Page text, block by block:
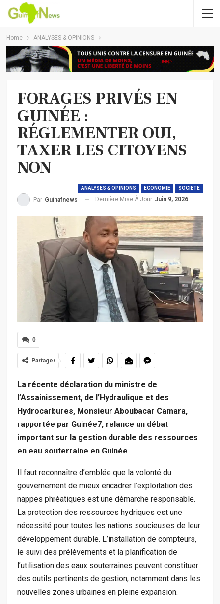
Home ANALYSES & OPINIONS
FORAGES PRIVÉS EN
GUINÉE :
RÉGLEMENTER OUI,
TAXER LES CITOYENS
NON
ANALYSES & OPINIONS ECONOMIE SOCIETE
Par Guinafnews Dernière Mise À Jour Juin 9, 2026
0
Partager
La récente déclaration du ministre de
l’Assainissement, de l’Hydraulique et des
Hydrocarbures, Monsieur Aboubacar Camara,
rapportée par Guinée7, relance un débat
important sur la gestion durable des ressources
en eau souterraine en Guinée.
Il faut reconnaître d’emblée que la volonté du
gouvernement de mieux encadrer l’exploitation des
nappes phréatiques est une démarche responsable.
La protection des ressources hydriques est une
nécessité pour toutes les nations soucieuses de leur
développement durable. L’installation de compteurs,
le suivi des prélèvements et la planification de
l’utilisation des eaux souterraines peuvent constituer
des outils pertinents de gestion, notamment dans les
nouvelles zones urbaines en pleine expansion.